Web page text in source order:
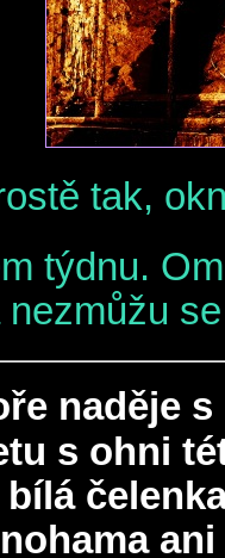
tak,
týdnu.
naděje
s ohni